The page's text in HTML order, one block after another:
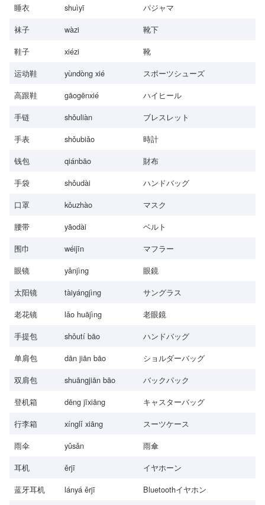
睡衣
shuìyī
パジャマ
袜子
wàzi
靴下
鞋子
xiézi
靴
运动鞋
yùndòng xié
スポーツシューズ
高跟鞋
gāogēnxié
ハイヒール
手链
shǒuliàn
ブレスレット
手表
shǒubiǎo
時計
钱包
qiánbāo
財布
手袋
shǒudài
ハンドバッグ
口罩
kǒuzhào
マスク
腰带
yāodài
ベルト
围巾
wéijīn
マフラー
眼镜
yǎnjìng
眼鏡
太阳镜
tàiyángjìng
サングラス
老花镜
lǎo huājìng
老眼鏡
手提包
shǒutí bāo
ハンドバッグ
单肩包
dān jiān bāo
ショルダーバッグ
双肩包
shuāngjiān bāo
バックパック
登机箱
dēng jīxiāng
キャスターバッグ
行李箱
xínglǐ xiāng
スーツケース
雨伞
yǔsǎn
雨傘
耳机
ěrjī
イヤホーン
蓝牙耳机
lányá ěrjī
Bluetoothイヤホン